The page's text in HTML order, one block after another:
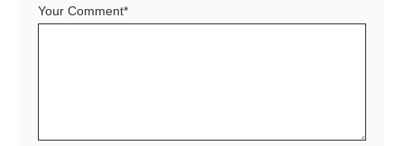
Your Comment*